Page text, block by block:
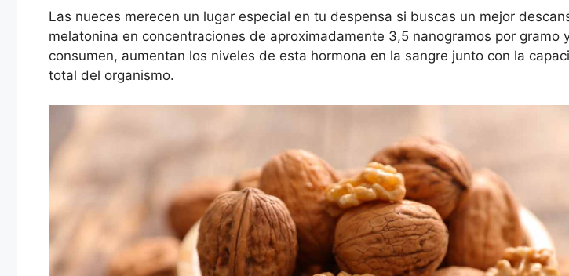
Las nueces merecen un lugar especial en tu despensa si buscas un mejor
melatonina en concentraciones de aproximadamente 3,5 nanogramos por gramo
consumen, aumentan los niveles de esta hormona en la sangre junto con la
total del organismo.